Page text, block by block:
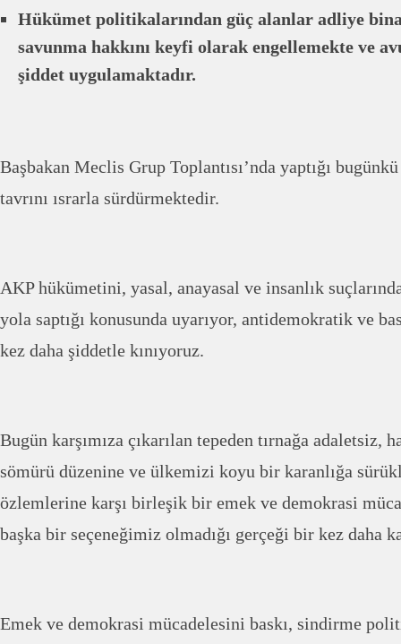
Hükümet politikalarından güç alanlar adliye
savunma hakkını keyfi olarak engellemekte ve
şiddet uygulamaktadır.
Başbakan Meclis Grup Toplantısı’nda yaptığı
tavrını ısrarla sürdürmektedir.
AKP hükümetini, yasal, anayasal ve insanlık
yola saptığı konusunda uyarıyor, antidemokratik ve
kez daha şiddetle kınıyoruz.
Bugün karşımıza çıkarılan tepeden tırnağa adaletsiz,
sömürü düzenine ve ülkemizi koyu bir karanlığa
özlemlerine karşı birleşik bir emek ve demokrasi
başka bir seçeneğimiz olmadığı gerçeği bir kez daha
Emek ve demokrasi mücadelesini baskı, sindirme